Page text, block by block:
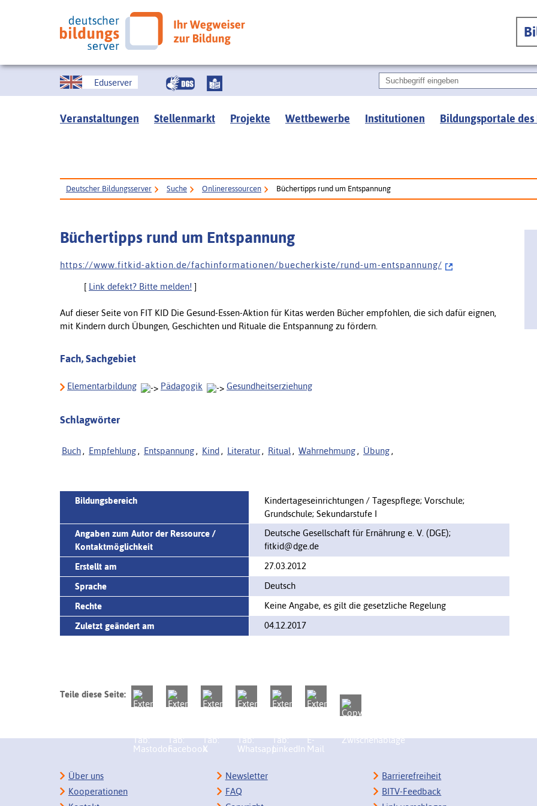
Eduserver
Veranstaltungen Stellenmarkt Projekte Wettbewerbe Institutionen Bildungsportale des
Deutscher Bildungsserver Suche Onlineressourcen Büchertipps rund um Entspannung
Büchertipps rund um Entspannung
h t t p s : / / w w w . f i t k i d - a k t i o n . d e / f a c h i n f o r m a t i o n e n / b u e c h e r k i s t e / r u n d - u m - e n t s p a n n u n g /
[ Link defekt? Bitte melden! ]
Auf dieser Seite von FIT KID Die Gesund-Essen-Aktion für Kitas werden Bücher empfohlen, die sich dafür eignen,
mit Kindern durch Übungen, Geschichten und Rituale die Entspannung zu fördern.
Fach, Sachgebiet
Elementarbildung Pädagogik Gesundheitserziehung
Schlagwörter
Buch , Empfehlung , Entspannung , Kind , Literatur , Ritual , Wahrnehmung , Übung ,
Bildungsbereich
Kindertageseinrichtungen / Tagespflege; Vorschule;
Grundschule; Sekundarstufe I
Angaben zum Autor der Ressource /
Kontaktmöglichkeit
Deutsche Gesellschaft für Ernährung e. V. (DGE);
fitkid@dge.de
Erstellt am
27.03.2012
Sprache
Deutsch
Rechte
Keine Angabe, es gilt die gesetzliche Regelung
Zuletzt geändert am
04.12.2017
Teile diese Seite:
Über uns
Kooperationen
Newsletter
FAQ
Barrierefreiheit
BITV-Feedback